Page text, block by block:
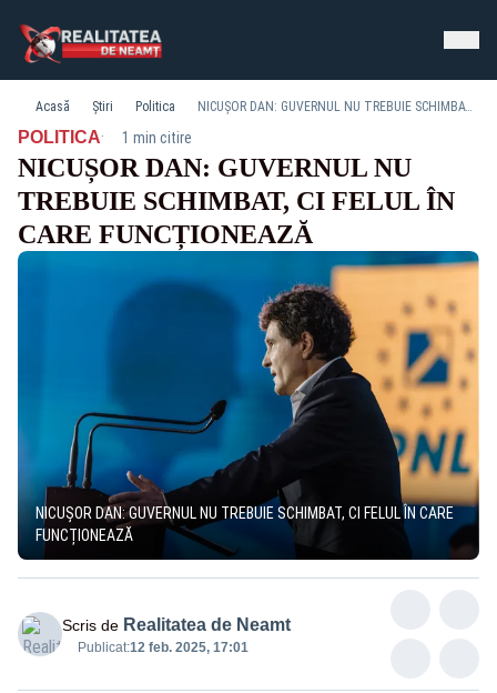
Acasă Știri Politica NICUȘOR DAN: GUVERNUL NU TREBUIE SCHIMBAT, CI FELUL ÎN CARE FUNCȚIONEAZĂ
POLITICA· 1 min citire
NICUȘOR DAN: GUVERNUL NU
TREBUIE SCHIMBAT, CI FELUL ÎN
CARE FUNCȚIONEAZĂ
NICUȘOR DAN: GUVERNUL NU TREBUIE SCHIMBAT, CI FELUL ÎN CARE
FUNCȚIONEAZĂ
Scris de Realitatea de Neamt
Publicat:12 feb. 2025, 17:01